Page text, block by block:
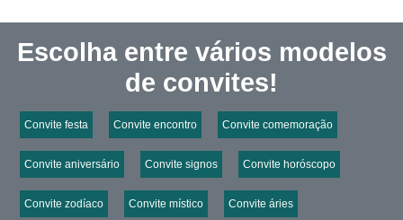
Escolha entre vários modelos
de convites!
Convite festa Convite encontro Convite comemoração
Convite aniversário Convite signos Convite horóscopo
Convite zodíaco Convite místico Convite áries